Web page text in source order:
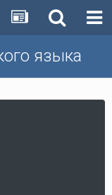
языка